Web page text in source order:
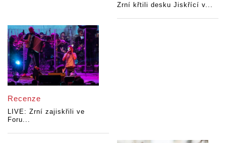
Zrní křtili desku Jiskřící v...
Recenze
LIVE: Zrní zajiskřili ve
Foru...